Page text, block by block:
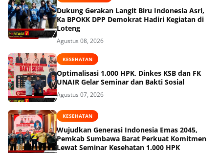
Dukung Gerakan Langit Biru Indonesia Asri,
Ka BPOKK DPP Demokrat Hadiri Kegiatan di
Loteng
Agustus 08, 2026
KESEHATAN
Optimalisasi 1.000 HPK, Dinkes KSB dan FK
UNAIR Gelar Seminar dan Bakti Sosial
Agustus 07, 2026
KESEHATAN
Wujudkan Generasi Indonesia Emas 2045,
Pemkab Sumbawa Barat Perkuat Komitmen
Lewat Seminar Kesehatan 1.000 HPK